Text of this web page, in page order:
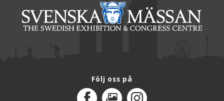
Följ oss på
FacebookMediaPortal
Instagram